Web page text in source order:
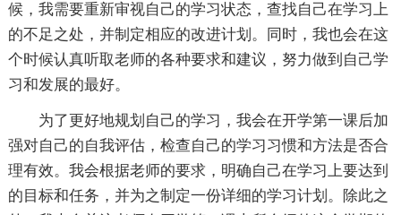
候，我需要重新审视自己的学习状态，查找自己在学习上
的不足之处，并制定相应的改进计划。同时，我也会在这
个时候认真听取老师的各种要求和建议，努力做到自己学
习和发展的最好。
为了更好地规划自己的学习，我会在开学第一课后加
强对自己的自我评估，检查自己的学习习惯和方法是否合
理有效。我会根据老师的要求，明确自己在学习上要达到
的目标和任务，并为之制定一份详细的学习计划。除此之